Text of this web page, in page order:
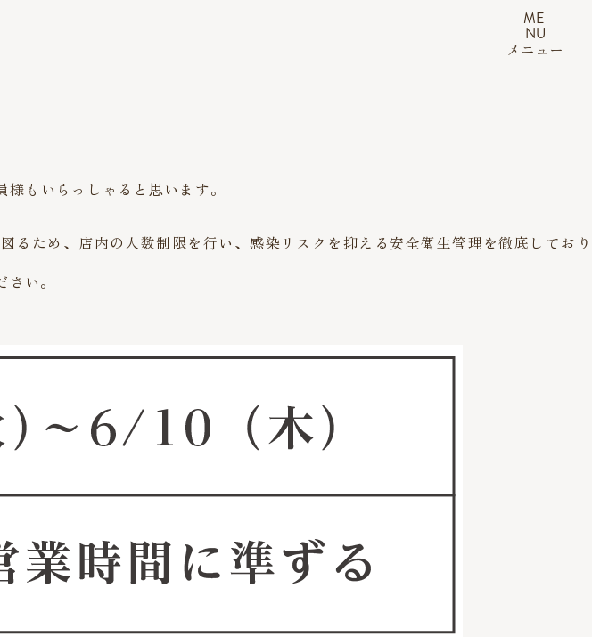
ME
NU
メニュー
もいらっしゃると思います。
ため、店内の人数制限を行い、感染リスクを抑える安全衛生管理を徹底しており
い。